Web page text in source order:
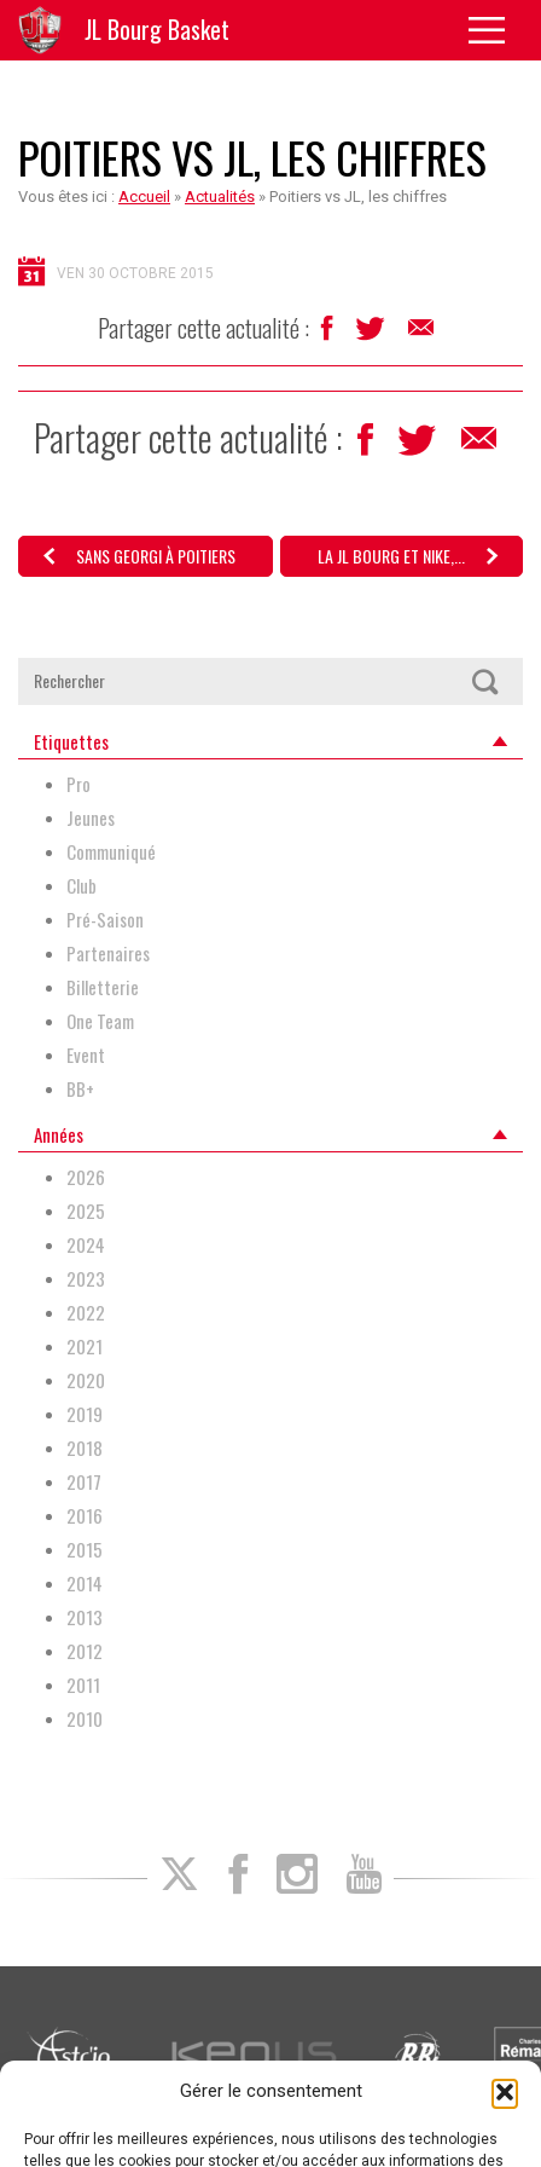
Gérer le consentement
Pour offrir les meilleures expériences, nous utilisons des technologies
telles que les cookies pour stocker et/ou accéder aux informations des
JL Bourg Basket
POITIERS VS JL, LES CHIFFRES
Vous êtes ici : Accueil » Actualités » Poitiers vs JL, les chiffres
VEN 30 OCTOBRE 2015
Partager cette actualité :
Partager cette actualité :
SANS GEORGI À POITIERS LA JL BOURG ET NIKE,...
Etiquettes
Pro
Jeunes
Communiqué
Club
Pré-Saison
Partenaires
Billetterie
One Team
Event
BB+
Années
2026
2025
2024
2023
2022
2021
2020
2019
2018
2017
2016
2015
2014
2013
2012
2011
2010
Newsletter